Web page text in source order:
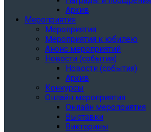
Архив
Мероприятия
Мероприятия
Мероприятия к юбилею
Анонс мероприятий
Новости (события)
Новости (события)
Архив
Конкурсы
Онлайн мероприятия
Онлайн мероприятия
Выставки
Викторины